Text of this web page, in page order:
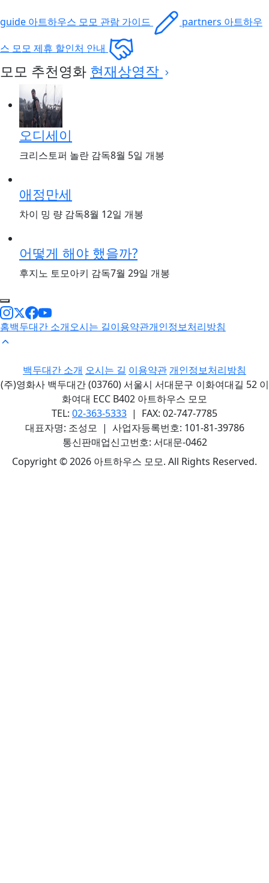
guide 아트하우스 모모 관람 가이드 partners 아트하우
스 모모 제휴 할인처 안내
모모 추천영화 현재상영작
오디세이
크리스토퍼 놀란 감독8월 5일 개봉
애정만세
차이 밍 량 감독8월 12일 개봉
어떻게 해야 했을까?
후지노 토모아키 감독7월 29일 개봉
홈백두대간 소개오시는 길이용약관개인정보처리방침
백두대간 소개 오시는 길 이용약관 개인정보처리방침
(주)영화사 백두대간 (03760) 서울시 서대문구 이화여대길 52 이
화여대 ECC B402 아트하우스 모모
TEL: 02-363-5333 | FAX: 02-747-7785
대표자명: 조성모 | 사업자등록번호: 101-81-39786
통신판매업신고번호: 서대문-0462
Copyright © 2026 아트하우스 모모. All Rights Reserved.